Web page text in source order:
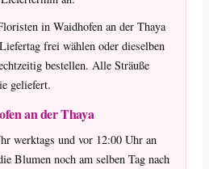
in Waidhofen an der Thaya
frei wählen oder dieselben
bestellen. Alle Sträuße
geliefert.
an der Thaya
werktags und vor 12:00 Uhr an
Blumen noch am selben Tag nach